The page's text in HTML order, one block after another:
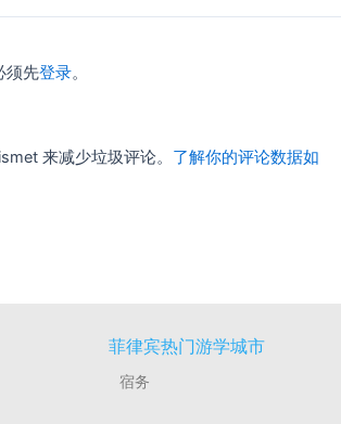
须先登录。
来减少垃圾评论。 了解你的评论数据如
菲律宾热门游学城市
宿务